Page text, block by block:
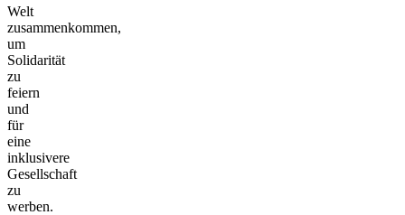
Welt
zusammenkommen,
um
Solidarität
zu
feiern
und
für
eine
inklusivere
Gesellschaft
zu
werben.